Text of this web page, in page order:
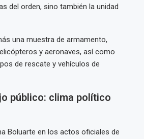
del orden, sino también la unidad
una muestra de armamento,
y aeronaves, así como
de rescate y vehículos de
público: clima político
Boluarte en los actos oficiales de